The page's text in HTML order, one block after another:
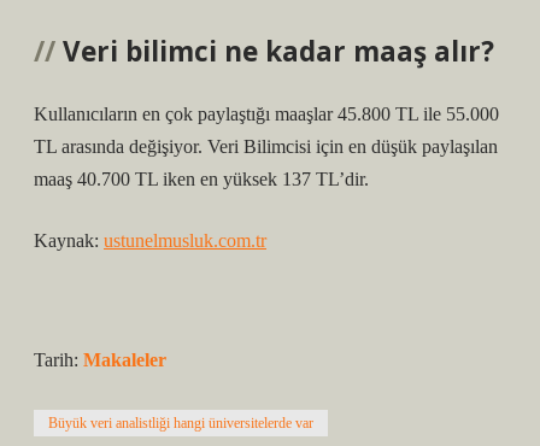
Veri bilimci ne kadar maaş alır?
Kullanıcıların en çok paylaştığı maaşlar 45.800 TL ile 55.000
TL arasında değişiyor. Veri Bilimcisi için en düşük paylaşılan
maaş 40.700 TL iken en yüksek 137 TL’dir.
Kaynak: ustunelmusluk.com.tr
Tarih: Makaleler
Büyük veri analistliği hangi üniversitelerde var